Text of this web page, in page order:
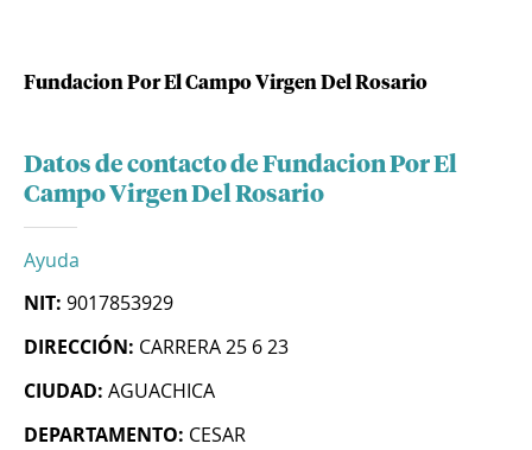
Fundacion Por El Campo Virgen Del Rosario
Datos de contacto de Fundacion Por El
Campo Virgen Del Rosario
Ayuda
NIT: 9017853929
DIRECCIÓN: CARRERA 25 6 23
CIUDAD: AGUACHICA
DEPARTAMENTO: CESAR